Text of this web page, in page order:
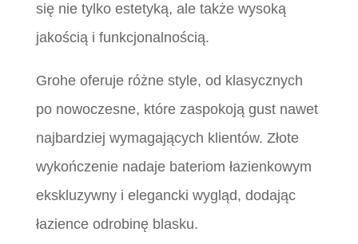
się nie tylko estetyką, ale także wysoką
jakością i funkcjonalnością.
Grohe oferuje różne style, od klasycznych
po nowoczesne, które zaspokoją gust nawet
najbardziej wymagających klientów. Złote
wykończenie nadaje bateriom łazienkowym
ekskluzywny i elegancki wygląd, dodając
łazience odrobinę blasku.